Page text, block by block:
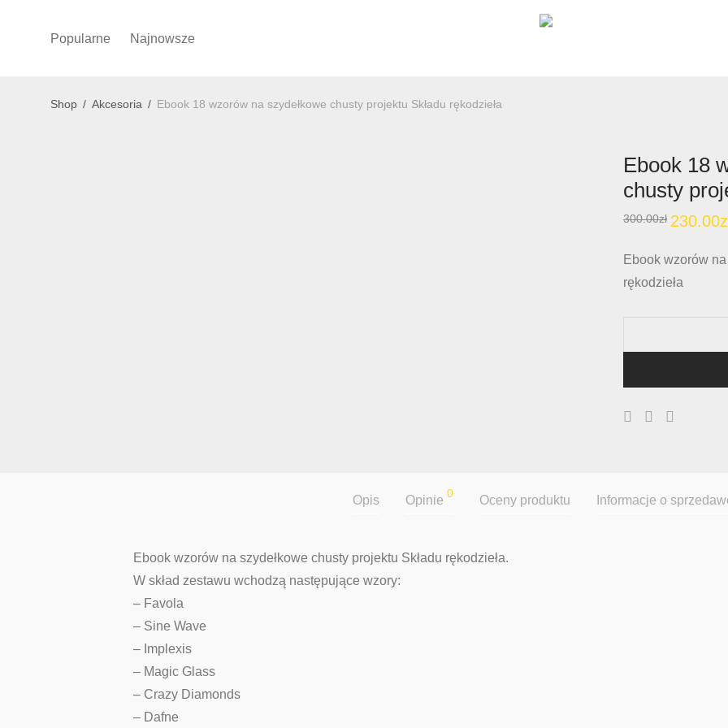
Popularne Najnowsze
Shop / Akcesoria / Ebook 18 wzorów na szydełkowe chusty projektu Składu rękodzieła
Ebook 18
chusty
300.00zł 230.00
Ebook wzorów
rękodzieła
Opis Opinie 0 Oceny produktu Informacje o
Ebook wzorów na szydełkowe chusty projektu Składu rękodzieła.
W skład zestawu wchodzą następujące wzory:
– Favola
– Sine Wave
– Implexis
– Magic Glass
– Crazy Diamonds
– Dafne